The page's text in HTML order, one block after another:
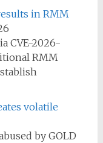
in RMM
CVE-2026-
RMM
volatile
by GOLD